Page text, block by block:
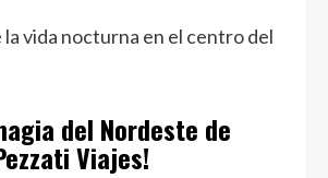
vida nocturna en el centro del
del Nordeste de
Viajes!